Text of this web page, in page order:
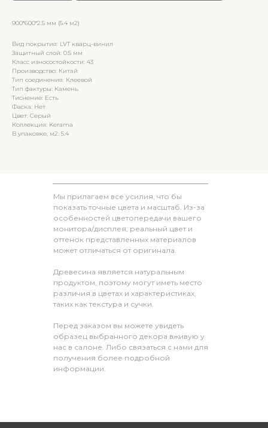
900*600*2.5 мм (5.4 м2)
Вид покрытия: LVT кварц-винил
Защитный слой: 0.5 мм
Класс износостойкости: 43
Производство: Китай
Тип соединения: Клеевой
Тип фактуры: Камень
Тиснение: Есть
Фаска: Нет
Цвет: Серый
Коллекция: Kerama
В упаковке, м2: 5.4
Мы прилагаем все усилия, что бы
показать точные цвета и масштаб. Из-за
особенностей цветопередачи вашего
монитора/дисплея, реальный цвет и
оттенок представленных материалов
может отличаться от оригинала.
Древесина является натуральным
продуктом, поэтому могут иметь место
различия в цветах и характеристиках,
таких как текстура и сучки.
Перед заказом вы можете увидеть
образец выбранного декора вживую у
нас в салоне. Либо связаться с нами для
получения более подробной
информации.